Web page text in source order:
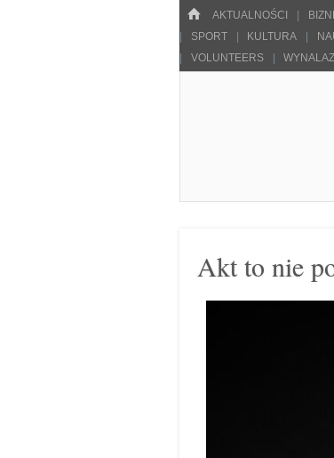
HOME
Menu
SKOCZ DO TREŚCI
AKTUALNOŚCI
SPORT
KULTURA
VOLUNTEERS
Akt to nie